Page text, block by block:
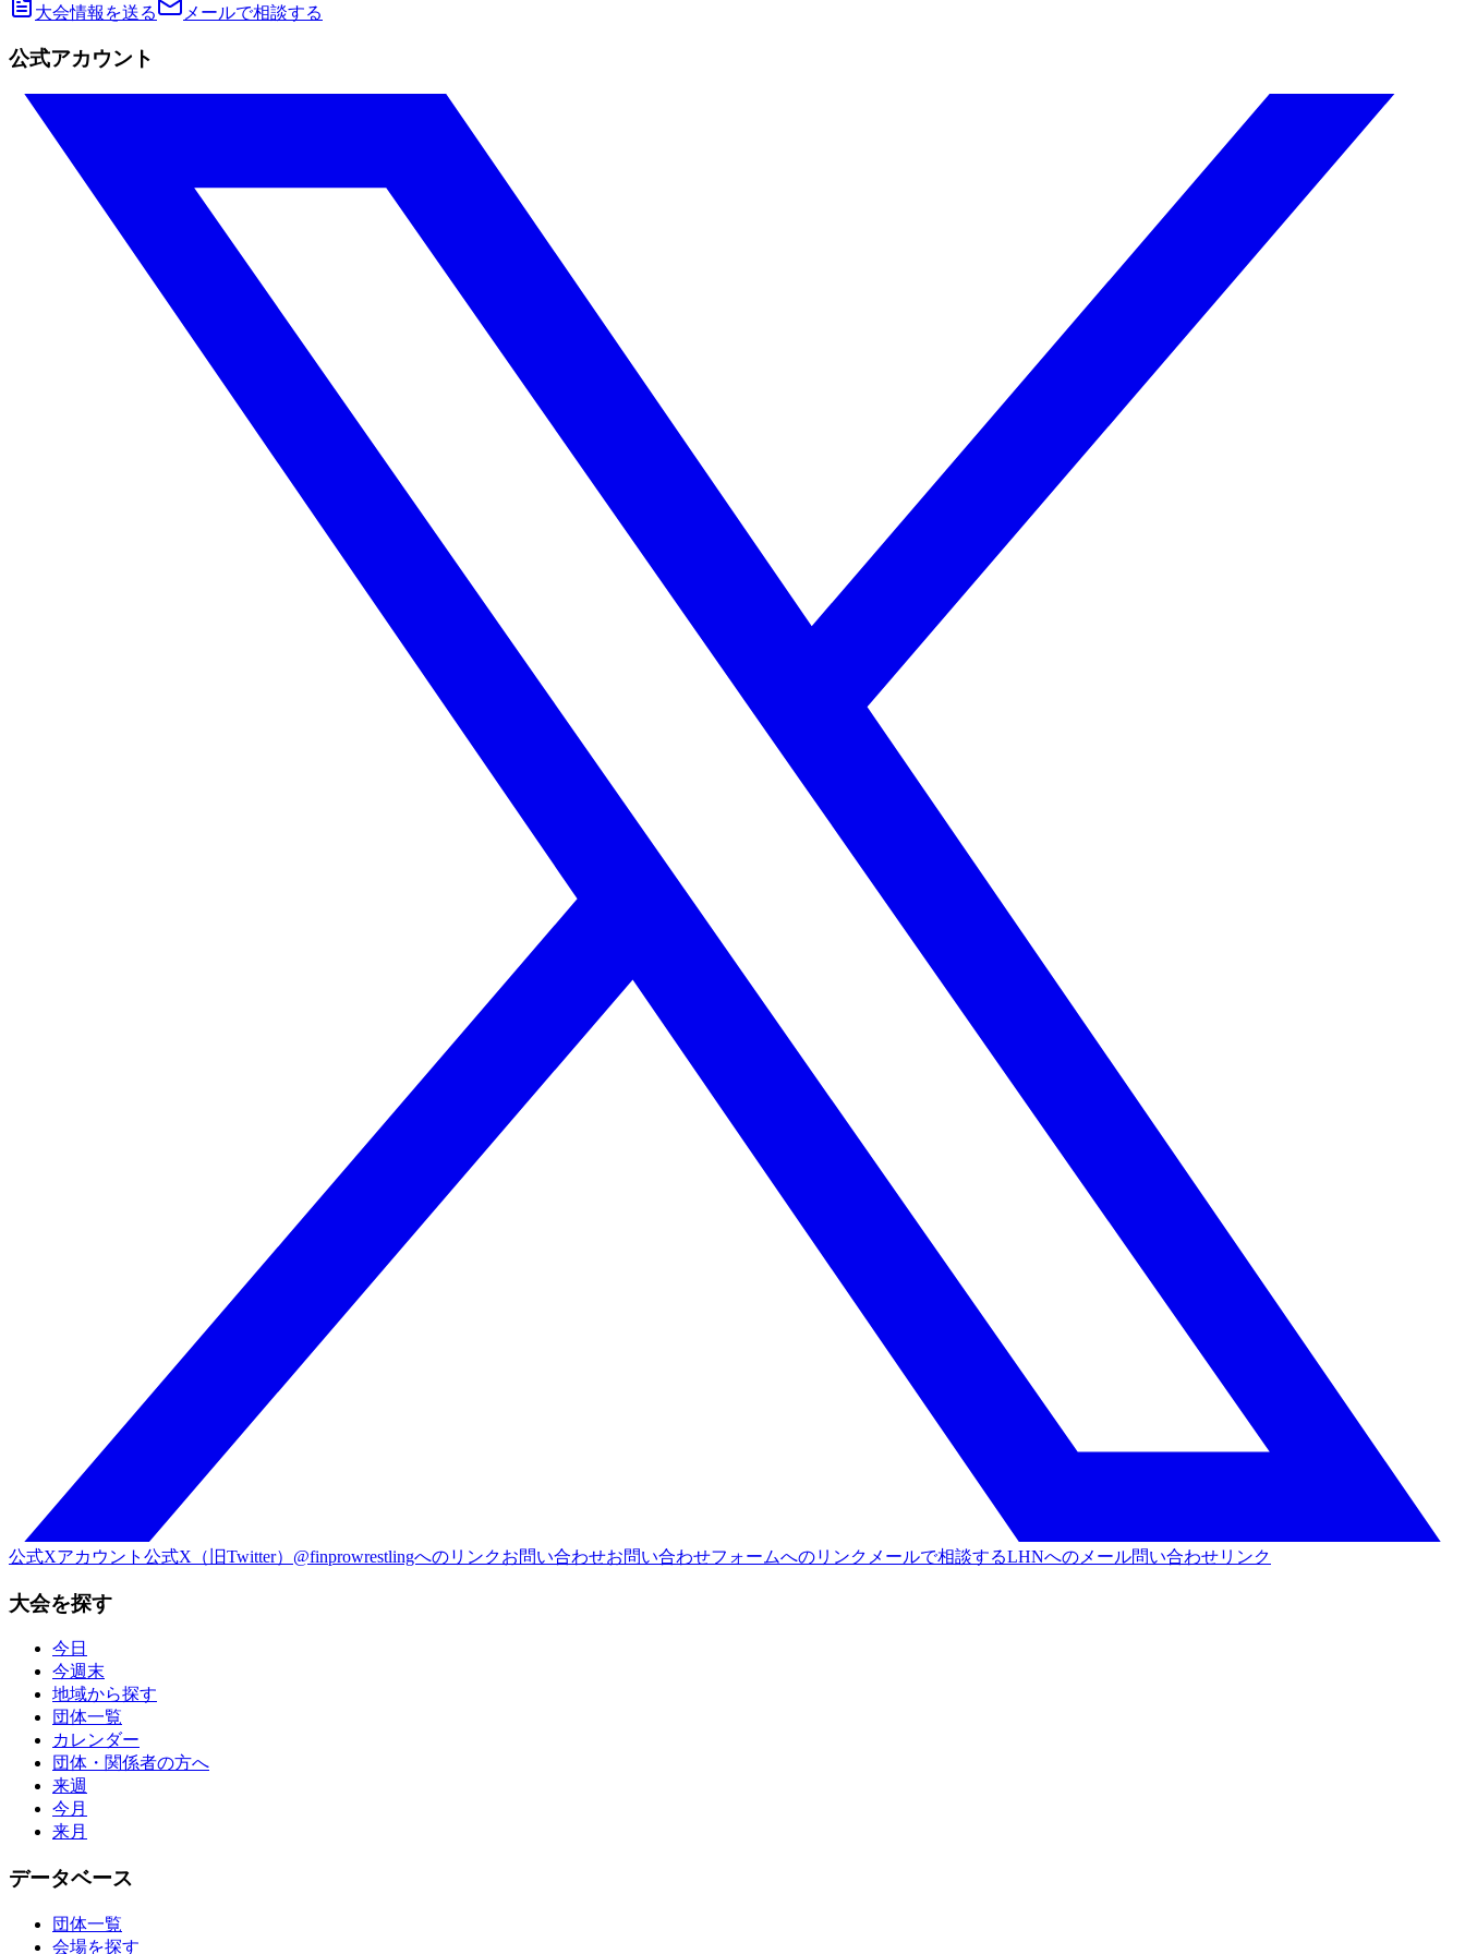
大会情報を送る メールで相談する
公式アカウント
公式Xアカウント 公式X（旧Twitter）@finprowrestlingへのリンクお問い合わせお問い合わせフォームへのリンク メールで相談するLHNへのメール問い合わせリンク
大会を探す
今日
今週末
地域から探す
団体一覧
カレンダー
団体・関係者の方へ
来週
今月
来月
データベース
団体一覧
会場を探す